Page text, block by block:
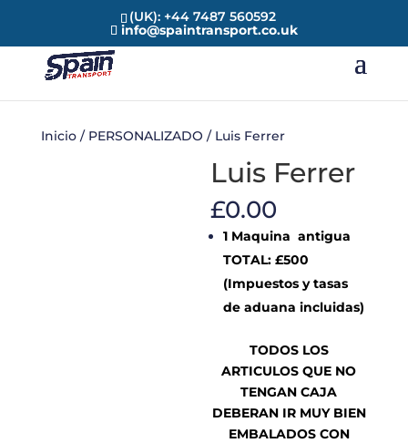
(UK): +44 7487 560592
info@spaintransport.co.uk
Inicio/ PERSONALIZADO / Luis Ferrer
Luis Ferrer
£0.00
1 Maquina antigua
TOTAL: £500
(Impuestos y tasas
de aduana incluidas)
TODOS LOS
ARTICULOS QUE NO
TENGAN CAJA
DEBERAN IR MUY BIEN
EMBALADOS CON